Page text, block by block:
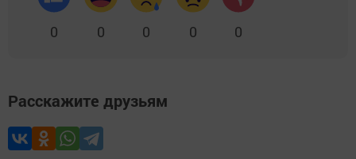
0 0 0 0 0
Расскажите друзьям